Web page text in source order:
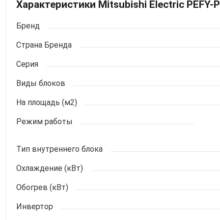
Характеристики Mitsubishi Electric PEFY-
Бренд
Страна Бренда
Серия
Виды блоков
На площадь (м2)
Режим работы
Тип внутреннего блока
Охлаждение (кВт)
Обогрев (кВт)
Инвертор